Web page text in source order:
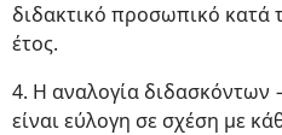
διδακτικό προσωπικό κατά
έτος.
4. Η αναλογία διδασκόντων
είναι εύλογη σε σχέση με